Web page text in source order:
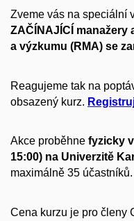
Zveme vás na speciální
ZAČÍNAJÍCÍ manažery
a výzkumu (RMA) se
Reagujeme tak na
obsazený kurz.
Akce proběhne fyzicky
15:00) na Univerzitě
maximálně 35 účastníků.
Cena kurzu je pro členy